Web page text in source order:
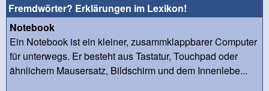
Fremdwörter? Erklärungen im Lexikon!
Notebook
Ein Notebook ist ein kleiner, zusammklappbarer Computer
für unterwegs. Er besteht aus Tastatur, Touchpad oder
ähnlichem Mausersatz, Bildschirm und dem Innenlebe...